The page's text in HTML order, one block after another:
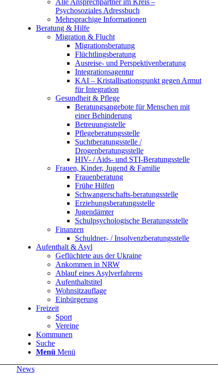
Alle Ansprechpartner im Kreis –
Psychosoziales Adressbuch
Mehrsprachige Informationen
Beratung & Hilfe
Migration & Flucht
Migrationsberatung
Flüchtlingsberatung
Ausreise- und Perspektivenberatung
Integrationsagentur
KAI – Kristallisationspunkt gegen Armut
für Integration
Gesundheit & Pflege
Beratungsangebote für Menschen mit
einer Behinderung
Betreuungsstelle
Pflegeberatungsstelle
Suchtberatungsstelle /
Drogenberatungsstelle
HIV- / Aids- und STI-Beratungsstelle
Frauen, Kinder, Jugend & Familie
Frauenberatung
Frühe Hilfen
Schwangerschafts-beratungsstelle
Erziehungsberatungsstelle
Jugendämter
Schulpsychologische Beratungsstelle
Finanzen
Schuldner- / Insolvenzberatungsstelle
Aufenthalt & Asyl
Geflüchtete aus der Ukraine
Ankommen in NRW
Ablauf eines Asylverfahrens
Aufenthaltstitel
Wohnsitzauflage
Einbürgerung
Freizeit
Sport
Vereine
Kommunen
Suche
Menü Menü
News